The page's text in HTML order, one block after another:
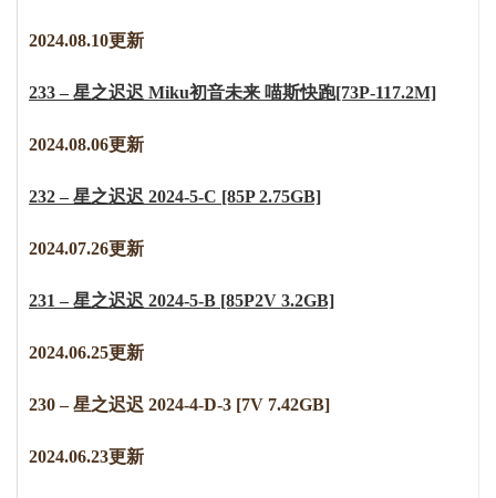
2024.08.10更新
233 – 星之迟迟 Miku初音未来 喵斯快跑[73P-117.2M]
2024.08.06更新
232 – 星之迟迟 2024-5-C [85P 2.75GB]
2024.07.26更新
231 – 星之迟迟 2024-5-B [85P2V 3.2GB]
2024.06.25更新
230 – 星之迟迟 2024-4-D-3 [7V 7.42GB]
2024.06.23更新